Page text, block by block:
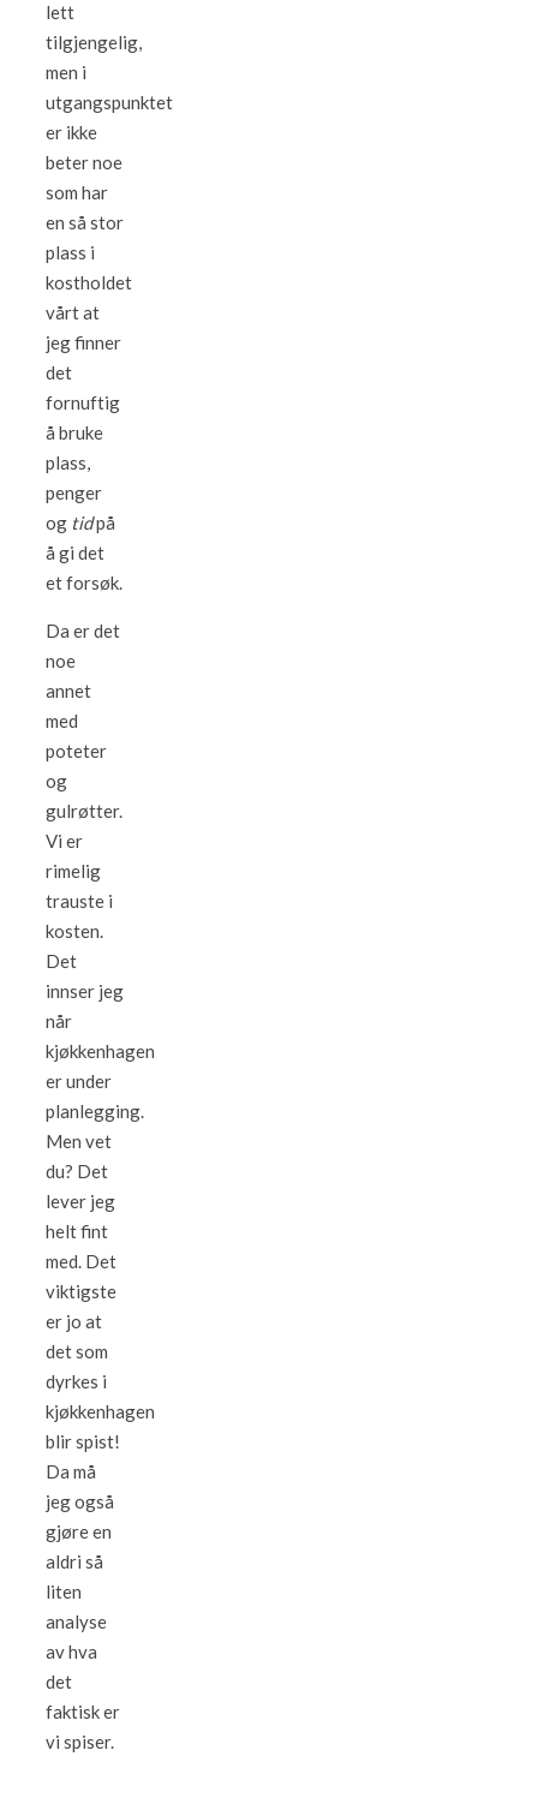
lett
tilgjengelig,
men i
utgangspunktet
er ikke
beter noe
som har
en så stor
plass i
kostholdet
vårt at
jeg finner
det
fornuftig
å bruke
plass,
penger
og tidpå
å gi det
et forsøk.
Da er det
noe
annet
med
poteter
og
gulrøtter.
Vi er
rimelig
trauste i
kosten.
Det
innser jeg
når
kjøkkenhagen
er under
planlegging.
Men vet
du? Det
lever jeg
helt fint
med. Det
viktigste
er jo at
det som
dyrkes i
kjøkkenhagen
blir spist!
Da må
jeg også
gjøre en
aldri så
liten
analyse
av hva
det
faktisk er
vi spiser.